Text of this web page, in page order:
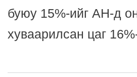
буюу 15%-ийг АН-д
хуваарилсан цаг